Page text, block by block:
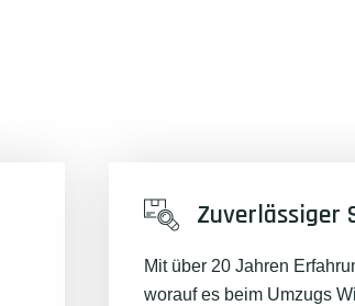
Zuverlässiger
Mit über 20 Jahren
worauf es beim Umzugs